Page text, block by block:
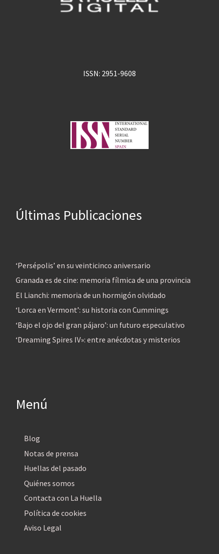
ISSN: 2951-9608
Últimas Publicaciones
‘Persépolis’ en su veinticinco aniversario
Granada es de cine: memoria fílmica de una provincia
El Lianchi: memoria de un hormigón olvidado
‘Lorca en Vermont’: su historia con Cummings
‘Bajo el ojo del gran pájaro’: un futuro especulativo
‘Dreaming Spires IV»: entre anécdotas y misterios
Menú
Blog
Notas de prensa
Huellas del pasado
Quiénes somos
Contacta con La Huella
Política de cookies
Aviso Legal